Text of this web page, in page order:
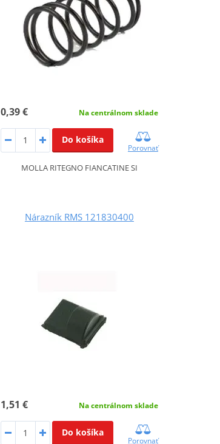
0,39 € Na centrálnom sklade
Do košíka
Porovnať
MOLLA RITEGNO FIANCATINE SI
Nárazník RMS 121830400
1,51 € Na centrálnom sklade
Do košíka
Porovnať